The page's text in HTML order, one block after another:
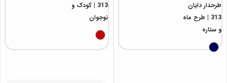
طرحدار دایان
313 | طرح ماه
و ستاره
313 | کودک و
نوجوان